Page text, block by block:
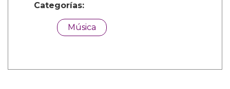
Categorías:
Música